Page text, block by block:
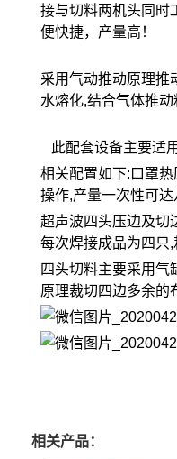
接与切料两机头同时
便快捷，产量高！
采用气动推动原理推
水熔化,结合气体推
此配套设备主要适
相关配置如下:口罩
操作,产量一次性可达
超声波四头压边及切
每次焊接成品为四只
四头切料主要采用气
原理裁切四边多余的
相关产品：